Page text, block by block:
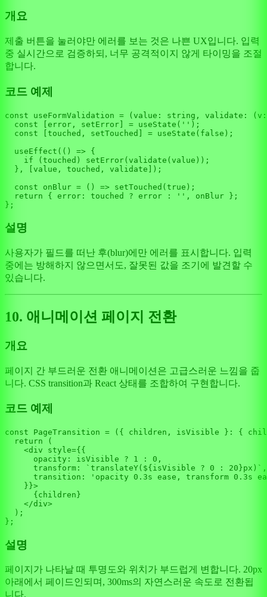
개요
제출 버튼을 눌러야만 에러를 보는 것은 나쁜 UX입니다. 입력
중 실시간으로 검증하되, 너무 공격적이지 않게 타이밍을 조절
합니다.
코드 예제
const useFormValidation = ( value : string , validate :
const [error, setError] = useState ( '' );
const [touched, setTouched] = useState ( false );
useEffect ( () => {
if (touched) setError( validate (value));
  }, [value, touched, validate]);
const
onBlur = ( ) => setTouched ( true );
return { error : touched ? error : '' , onBlur };
설명
사용자가 필드를 떠난 후(blur)에만 에러를 표시합니다. 입력
중에는 방해하지 않으면서도, 잘못된 값을 조기에 발견할 수
있습니다.
10. 애니메이션 페이지 전환
개요
페이지 간 부드러운 전환 애니메이션은 고급스러운 느낌을 줍
니다. CSS transition과 React 상태를 조합하여 구현합니다.
코드 예제
const PageTransition = ( { children, isVisible }: {
return (
<div style={{
opacity:
isVisible ? 1 : 0 ,
transform:
` translateY(${ isVisible ? 0 : 20 }px )`,
transition:
' opacity 0.3s ease , transform 0.3s
    }}>
      {children}
</div>
  );
설명
페이지가 나타날 때 투명도와 위치가 부드럽게 변합니다. 20px
아래에서 페이드인되며, 300ms의 자연스러운 속도로 전환됩
니다.